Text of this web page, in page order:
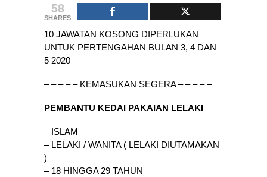
58
SHARES
10 JAWATAN KOSONG DIPERLUKAN
UNTUK PERTENGAHAN BULAN 3, 4 DAN
5 2020
– – – – – KEMASUKAN SEGERA – – – – –
PEMBANTU KEDAI PAKAIAN LELAKI
– ISLAM
– LELAKI / WANITA ( LELAKI DIUTAMAKAN
)
– 18 HINGGA 29 TAHUN